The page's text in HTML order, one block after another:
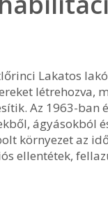
Lakatos
létrehozva,
Az 1963-
ágyásokból
környezet az
ellentétek,